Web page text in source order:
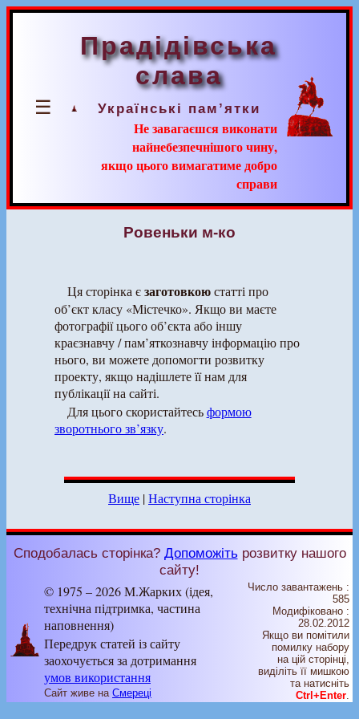
☰
Прадідівська
слава
Українські пам’ятки
Не завагаєшся виконати
найнебезпечнішого чину,
якщо цього вимагатиме добро
справи
Ровеньки м-ко
Ця сторінка єзаготовкоюстатті про
об’єкт класу «Містечко». Якщо ви маєте
фотографії цього об’єкта або іншу
краєзнавчу / пам’яткознавчу інформацію про
нього, ви можете допомогти розвитку
проекту, якщо надішлете її нам для
публікації на сайті.
Для цього скористайтесьформою
зворотнього зв’язку.
Вище |Наступна сторінка
Сподобалась сторінка? Допоможітьрозвитку нашого
сайту!
© 1975 – 2026 М.Жарких (ідея,
технічна підтримка, частина
наповнення)
Передрук статей із сайту
заохочується за дотримання
умов використання
Сайт живе на Смереці
Число завантажень :
585
Модифіковано :
28.02.2012
Якщо ви помітили
помилку набору
на цiй сторiнцi,
видiлiть її мишкою
та натисніть
Ctrl+Enter.